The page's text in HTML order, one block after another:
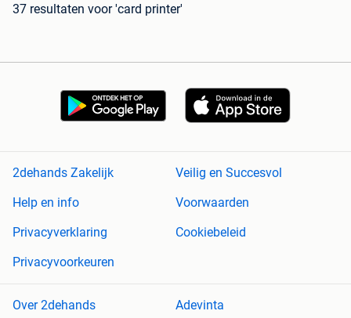
37 resultaten voor 'card printer'
2dehands Zakelijk
Veilig en Succesvol
Help en info
Voorwaarden
Privacyverklaring
Cookiebeleid
Privacyvoorkeuren
Over 2dehands Adevinta